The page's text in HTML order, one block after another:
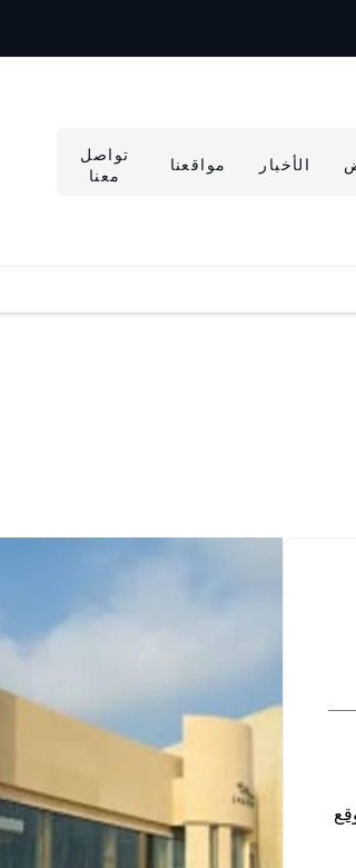
الأخبار مواقعنا
تواصل
معنا